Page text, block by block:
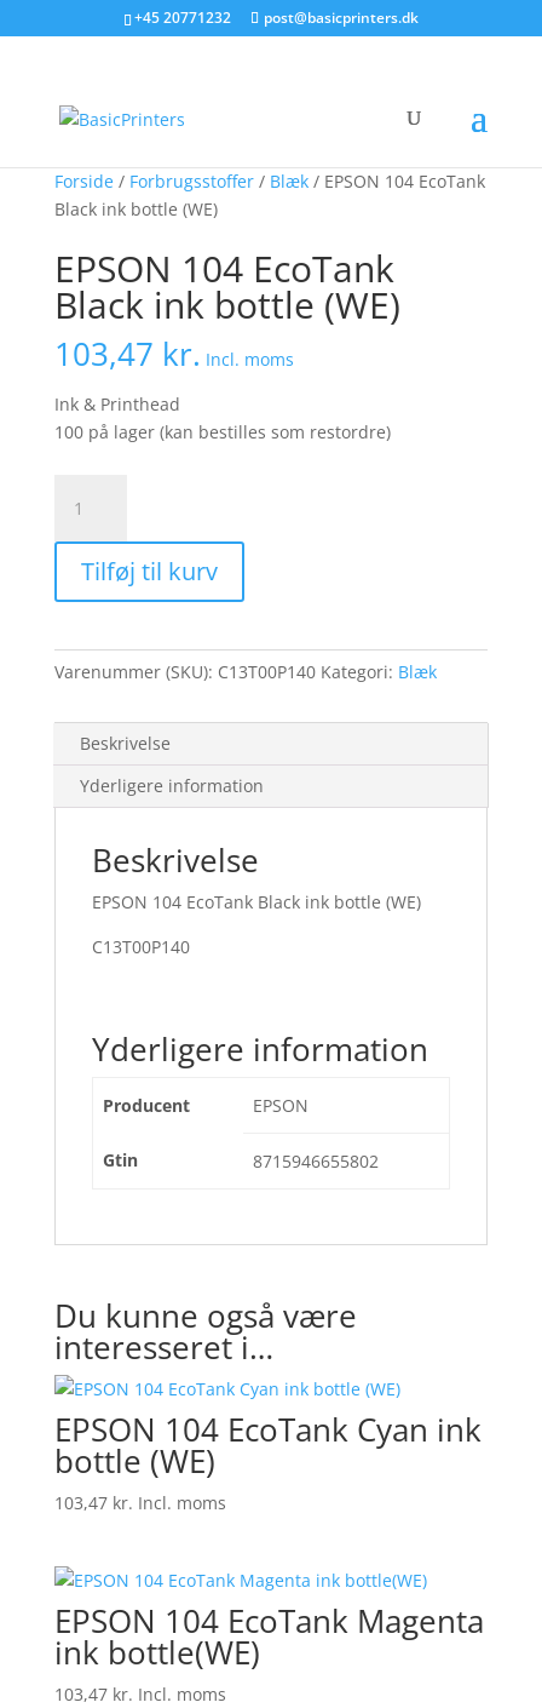
+45 20771232 post@basicprinters.dk
Forside/ Forbrugsstoffer/ Blæk/ EPSON 104 EcoTank
Black ink bottle (WE)
EPSON 104 EcoTank
Black ink bottle (WE)
103,47 kr. Incl. moms
Ink & Printhead
100 på lager (kan bestilles som restordre)
104
EcoTank
Black
ink
(WE)
antal
Tilføj til kurv
Varenummer (SKU): C13T00P140 Kategori: Blæk
Beskrivelse
Yderligere information
Beskrivelse
EPSON 104 EcoTank Black ink bottle (WE)
C13T00P140
Yderligere information
Producent EPSON
Gtin 8715946655802
Du kunne også være
interesseret i…
EPSON 104 EcoTank Cyan ink
bottle (WE)
103,47 kr. Incl. moms
EPSON 104 EcoTank Magenta
ink bottle(WE)
103,47 kr. Incl. moms